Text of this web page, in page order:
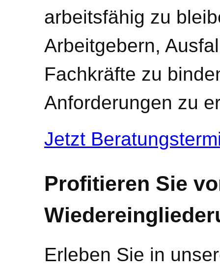
arbeitsfähig zu
Arbeitgebern,
Fachkräfte zu
Anforderungen zu
Jetzt
Profitieren Sie
Erleben Sie in